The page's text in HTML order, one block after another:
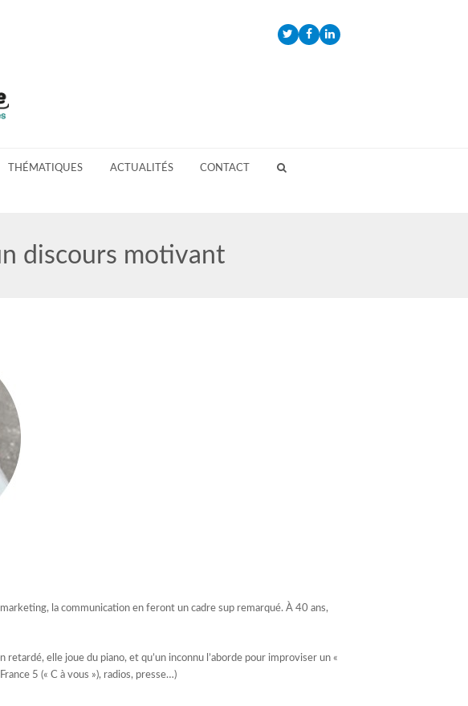
TwitterFacebookLinkedIn
THÉMATIQUES ACTUALITÉS CONTACT
discours motivant
la communication en feront un cadre sup remarqué. À 40 ans,
elle joue du piano, et qu’un inconnu l’aborde pour improviser un «
5 (« C à vous »), radios, presse…)